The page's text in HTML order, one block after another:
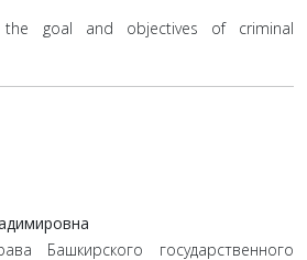
goal and objectives of criminal
Башкирского государственного